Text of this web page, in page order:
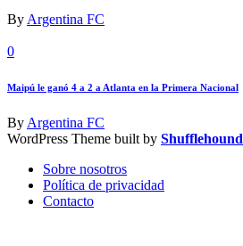
ByArgentina FC
0
Maipú le ganó 4 a 2 a Atlanta en la Primera Nacional
ByArgentina FC
WordPress Theme built by Shufflehound
Sobre nosotros
Política de privacidad
Contacto